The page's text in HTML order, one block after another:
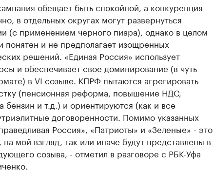
обещает быть спокойной, а конкуренция
в отдельных округах могут развернуться
(с применением черного пиара), однако в целом
понятен и не предполагает изощренных
решений. «Единая Россия» использует
и обеспечивает свое доминирование (в чуть
в VI созыве. КПРФ пытаются агрегировать
(пенсионная реформа, повышение НДС,
и т.д.) и ориентируются (как и все
договоренности. Помимо указанных
Россия», «Патриоты» и «Зеленые» - это
мой взгляд, так или иначе будут представлены в
созыва, - отметил в разговоре с РБК-Уфа